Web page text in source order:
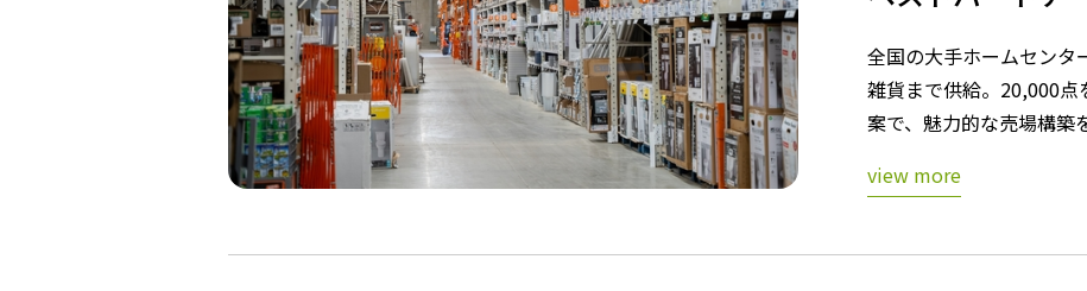
全国の大手ホームセンタ
雑貨まで供給。20,000点
案で、魅力的な売場構築
view more